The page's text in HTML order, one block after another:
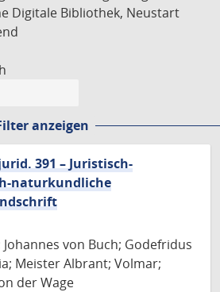
Digitale Bibliothek, Neustart
anzeigen
391 – Juristisch-
naturkundliche
von Buch; Godefridus
Meister Albrant; Volmar;
der Wage